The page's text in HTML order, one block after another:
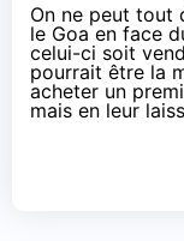
On ne peut tout
le Goa en face
celui-ci soit
pourrait être la
acheter un
mais en leur